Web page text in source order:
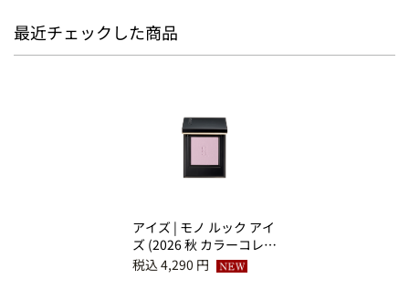
最近チェックした商品
アイズ | モノ ルック アイ
ズ (2026 秋 カラーコレク
ション) M-101 菫ノ音 -
SUMINONE
税込 4,290 円